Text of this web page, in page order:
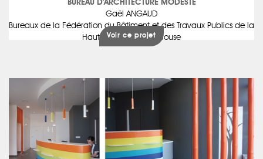
BUREAU D'ARCHITECTURE MODESTE
Gaël ANGAUD
Bureaux de la Fédération du Bâtiment et des Travaux Publics de la
Haute-Garonne à Toulouse
Voir ce projet